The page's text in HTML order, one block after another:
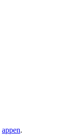
appen.